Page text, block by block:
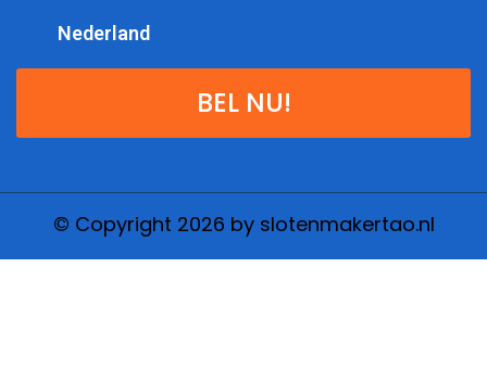
Nederland
BEL NU!
© Copyright 2026 by slotenmakertao.nl